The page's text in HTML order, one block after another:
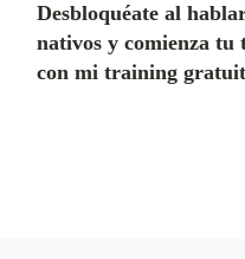
Desbloquéate al
nativos y comienza
con mi training